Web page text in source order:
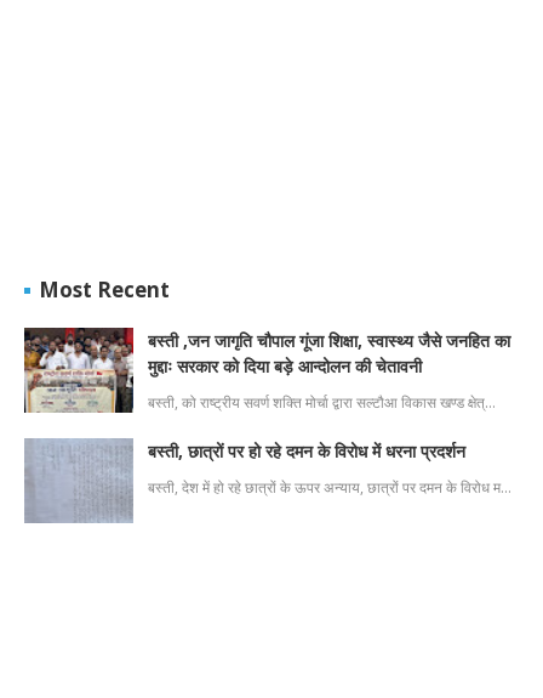
Most Recent
बस्ती ,जन जागृति चौपाल गूंजा शिक्षा, स्वास्थ्य जैसे जनहित का
मुद्दाः सरकार को दिया बड़े आन्दोलन की चेतावनी
बस्ती, को राष्ट्रीय सवर्ण शक्ति मोर्चा द्वारा सल्टौआ विकास खण्ड क्षेत्…
बस्ती, छात्रों पर हो रहे दमन के विरोध में धरना प्रदर्शन
बस्ती, देश में हो रहे छात्रों के ऊपर अन्याय, छात्रों पर दमन के विरोध म…